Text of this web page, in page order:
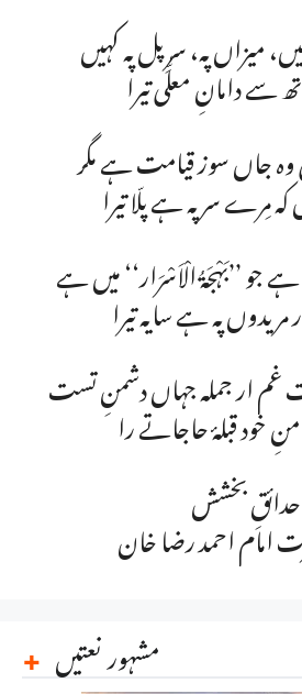
میزاں پہ، سرِ پل پہ کہیں
سے دامانِ معلّٰی تیرا
جاں سوز قیامت ہے مگر
مِرے سر پہ ہے پلّا تیرا
’’بَہْجَۃُ الْاَسْرَار‘‘ میں ہے
پہ ہے سایہ تیرا
ار جملہ جہاں دشمنِ تست
خود قبلۂ حاجاتے را
حدائقِ بخشش
امام احمد رضا خان
مشہور نعتیں